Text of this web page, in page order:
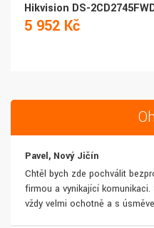
Hikvision DS-
5 952 Kč
Pavel, Nový Jičín
Chtěl bych zde pochválit
firmou a vynikající
vždy velmi ochotně a s